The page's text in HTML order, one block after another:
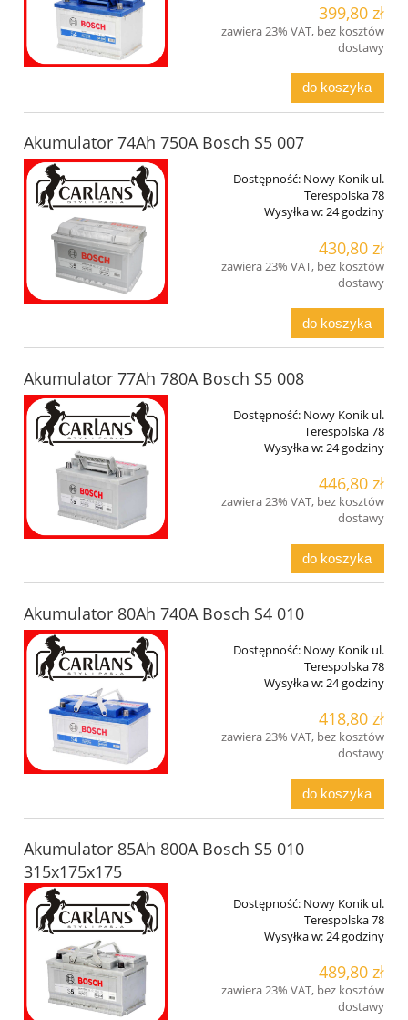
399,80 zł
zawiera 23% VAT, bez kosztów
dostawy
do koszyka
Akumulator 74Ah 750A Bosch S5 007
Dostępność: Nowy Konik ul.
Terespolska 78
Wysyłka w:24 godziny
430,80 zł
zawiera 23% VAT, bez kosztów
dostawy
do koszyka
Akumulator 77Ah 780A Bosch S5 008
Dostępność: Nowy Konik ul.
Terespolska 78
Wysyłka w: 24 godziny
446,80 zł
zawiera 23% VAT, bez kosztów
dostawy
do koszyka
Akumulator 80Ah 740A Bosch S4 010
Dostępność: Nowy Konik ul.
Terespolska 78
Wysyłka w:24 godziny
418,80 zł
zawiera 23% VAT, bez kosztów
dostawy
do koszyka
Akumulator 85Ah 800A Bosch S5 010
315x175x175
Dostępność: Nowy Konik ul.
Terespolska 78
Wysyłka w:24 godziny
489,80 zł
zawiera 23% VAT, bez kosztów
dostawy